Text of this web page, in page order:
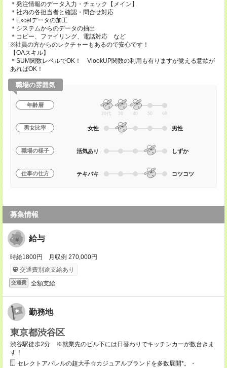
＊発注情報のデータ入力・チェック【メイン】
＊社内の各担当者と確認・問合せ対応
＊Excelデータの加工
＊システムからのデータの抽出
＊コピー、ファイリング、電話対応 など
※社員の方からのレクチャーもあるので安心です！
【OAスキル】
＊SUM関数レベルでOK！ VlookUP関数の利用も有りますが覚える意欲が
あればOK！
職場の雰囲気
年齢層
20代 30 40 50 60
男女比率 女性 男性
職場の様子 活気あり しずか
仕事の仕方 テキパキ コツコツ
募集情報
給与
時給1800円 月収例 270,000円
交通費別途支給あり
交通費 全額支給
勤務地
東京都渋谷区
渋谷駅徒歩2分 ※就業先のビル下には日替わりでキッチンカーが数台きま
す！
セレクトアパレルの超大手☆カジュアルブランドを多数展開*。・